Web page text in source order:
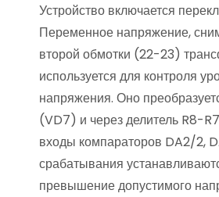
Устройство включается
Переменное напряжение,
второй обмотки (22-23)
используется для контроля
напряжения. Оно
(VD7) и через делитель R8-
входы компараторов DA2/2,
срабатывания
превышение допустимого